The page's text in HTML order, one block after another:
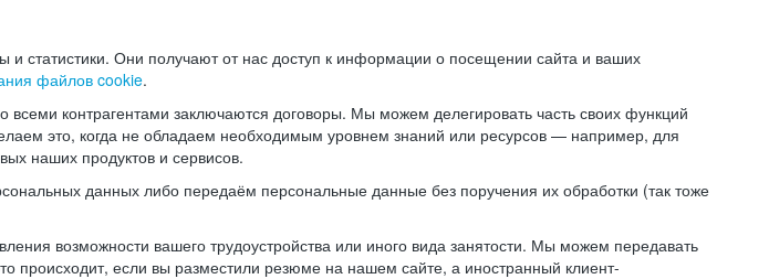
статистики. Они получают от нас доступ к информации о посещении сайта и ваших
файлов cookie.
всеми контрагентами заключаются договоры. Мы можем делегировать часть своих функций
это, когда не обладаем необходимым уровнем знаний или ресурсов — например, для
наших продуктов и сервисов.
данных либо передаём персональные данные без поручения их обработки (так тоже
возможности вашего трудоустройства или иного вида занятости. Мы можем передавать
происходит, если вы разместили резюме на нашем сайте, а иностранный клиент-